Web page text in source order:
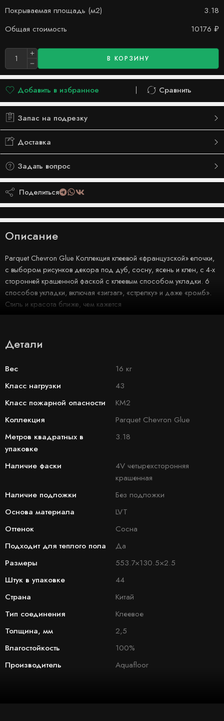
Покрываемая площадь (м2)
3.18
Общая стоимость
10176 ₽
В КОРЗИНУ
Добавить в избранное
Добавлено в список желаний
Сравнить
Сравнить
Запас на подрезку
Доставка
Задать вопрос
Поделиться
Описание
Parquet Chevron Glue Коллекция клеевой «французской» елочки,
с выбором рисунков декора под дуб, сосну, ясень и клен, с 4-х
сторонней крашенной фаской с клеевым способом укладки. 6
способов укладки, включая «зигзаг», «стрелку» и даже «ромб».
Стиль и красота ближе, чем кажется
Детали
Вес
16 кг
Класс нагрузки
43
Класс пожарной опасности
КМ2
Коллекция
Parquet Chevron Glue
Метров квадратных в
упаковке
3.18
Наличие фаски
4V четырехсторонняя
крашенная
Наличие подложки
Без подложки
Основа материала
LVT
Оттенок
Сосна
Подходит для теплого пола
Да
Размеры
553.7×130.5×2.5
Штук в упаковке
44
Страна
Китай
Тип соединения
Клеевое
Толщина, мм
2,5
Влагостойкость
100%
Производитель
Aquafloor